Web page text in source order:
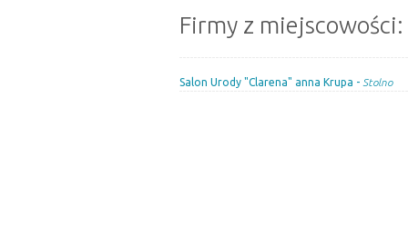
Firmy z
Salon Urody "Clarena" anna Krupa - Stolno